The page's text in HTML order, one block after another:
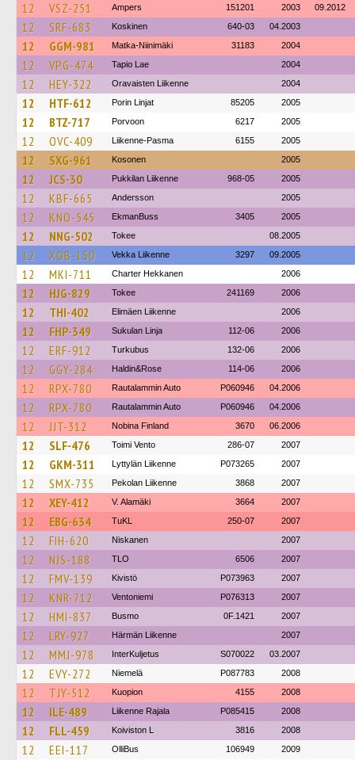
12 VSZ-251 Ampers 151201 2003 09.2012
12 SRF-683 Koskinen 640-03 04.2003
12 GGM-981 Matka-Niinimäki 31183 2004
12 VPG-474 Tapio Lae 2004
12 HEY-322 Oravaisten Liikenne 2004
12 HTF-612 Porin Linjat 85205 2005
12 BTZ-717 Porvoon 6217 2005
12 OVC-409 Liikenne-Pasma 6155 2005
12 SXG-961 Kosonen 2005
12 JCS-30 Pukkilan Liikenne 968-05 2005
12 KBF-665 Andersson 2005
12 KNO-545 EkmanBuss 3405 2005
12 NNG-502 Tokee 08.2005
12 XOB-150 Vekka Liikenne 3297 09.2005
12 MKI-711 Charter Hekkanen 2006
12 HJG-829 Tokee 241169 2006
12 THI-402 Elimäen Liikenne 2006
12 FHP-349 Sukulan Linja 112-06 2006
12 ERF-912 Turkubus 132-06 2006
12 GGY-284 Haldin&Rose 114-06 2006
12 RPX-780 Rautalammin Auto P060946 04.2006
12 RPX-780 Rautalammin Auto P060946 04.2006
12 JJT-312 Nobina Finland 3670 06.2006
12 SLF-476 Toimi Vento 286-07 2007
12 GKM-311 Lyttylän Liikenne P073265 2007
12 SMX-735 Pekolan Liikenne 3868 2007
12 XEY-412 V. Alamäki 3664 2007
12 EBG-634 TuKL 250-07 2007
12 FIH-620 Niskanen 2007
12 NJS-188 TLO 6506 2007
12 FMV-139 Kivistö P073963 2007
12 KNR-712 Ventoniemi P076313 2007
12 HMI-837 Busmo 0F.1421 2007
12 LRY-927 Härmän Liikenne 2007
12 MMJ-978 InterKuljetus S070022 03.2007
12 EVY-272 Niemelä P087783 2008
12 TJY-512 Kuopion 4155 2008
12 ILE-489 Liikenne Rajala P085415 2008
12 FLL-459 Koiviston L 3816 2008
12 EEI-117 OlliBus 106949 2009